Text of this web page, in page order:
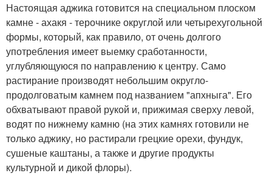
Настоящая аджика готовится на специальном плоском
камне - ахакя - терочнике округлой или четырехугольной
формы, который, как правило, от очень долгого
употребления имеет выемку сработанности,
углубляющуюся по направлению к центру. Само
растирание производят небольшим округло-
продолговатым камнем под названием "апхныга". Его
обхватывают правой рукой и, прижимая сверху левой,
водят по нижнему камню (на этих камнях готовили не
только аджику, но растирали грецкие орехи, фундук,
сушеные каштаны, а также и другие продукты
культурной и дикой флоры).